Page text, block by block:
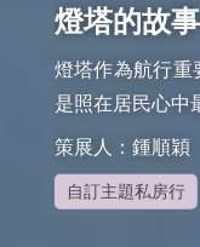
燈塔的故事
燈塔作為航行重
是照在居民心中
策展人：鍾順穎
自訂主題私房行